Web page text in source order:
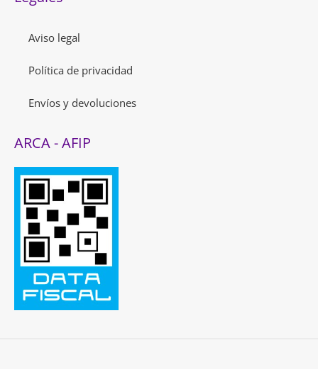
Aviso legal
Política de privacidad
Envíos y devoluciones
ARCA - AFIP